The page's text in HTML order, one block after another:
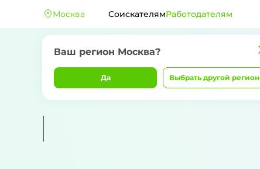
Москва
Ваш регион Москва?
Да Выбрать другой регион
СоискателямРаботодателям